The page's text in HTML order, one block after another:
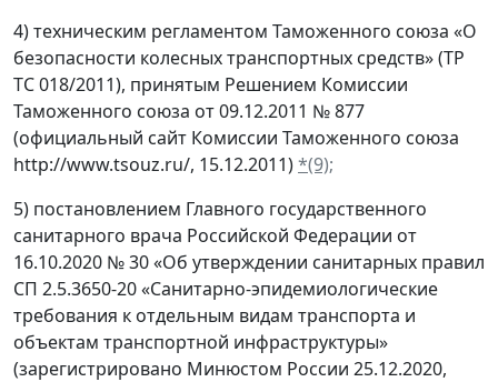
4) техническим регламентом Таможенного союза «О
безопасности колесных транспортных средств» (ТР
ТС 018/2011), принятым Решением Комиссии
Таможенного союза от 09.12.2011 № 877
(официальный сайт Комиссии Таможенного союза
http://www.tsouz.ru/, 15.12.2011)*(9);
5) постановлением Главного государственного
санитарного врача Российской Федерации от
16.10.2020 № 30 «Об утверждении санитарных правил
СП 2.5.3650-20 «Санитарно-эпидемиологические
требования к отдельным видам транспорта и
объектам транспортной инфраструктуры»
(зарегистрировано Минюстом России 25.12.2020,